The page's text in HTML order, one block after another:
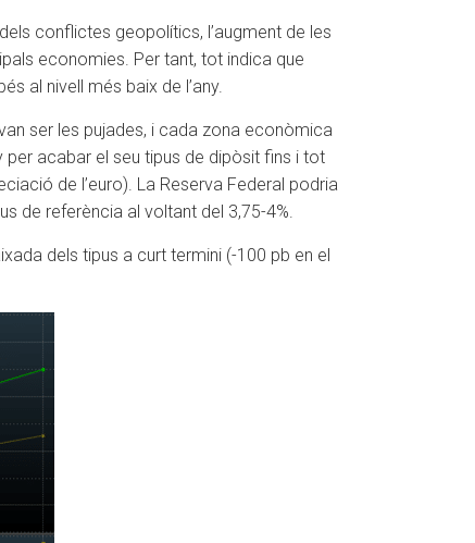
conflictes geopolítics, l’augment de les
economies. Per tant, tot indica que
al nivell més baix de l’any.
ser les pujades, i cada zona econòmica
per acabar el seu tipus de dipòsit fins i tot
de l’euro). La Reserva Federal podria
de referència al voltant del 3,75-4%.
dels tipus a curt termini (-100 pb en el